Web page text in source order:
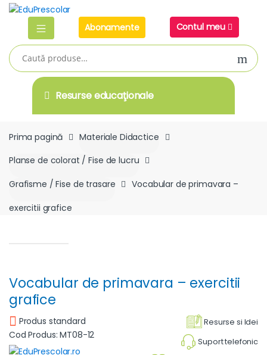
Skip
navigation
Skip
Abonamente
Contul meu
Caută
după:
Resurse educaţionale
Prima pagină
Materiale Didactice
Planse de colorat / Fise de lucru
Grafisme / Fise de trasare
Vocabular de primavara –
exercitii grafice
Vocabular de primavara – exercitii
grafice
Resurse si Idei
Suport telefonic
Produs standard
Cod Produs: MT08-12